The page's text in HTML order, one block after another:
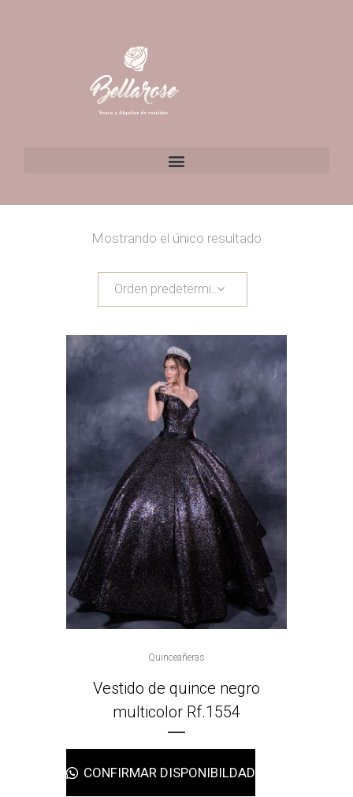
Mostrando el único resultado
Orden predeterminado
Quinceañeras
Vestido de quince negro
multicolor Rf.1554
CONFIRMAR DISPONIBILDAD